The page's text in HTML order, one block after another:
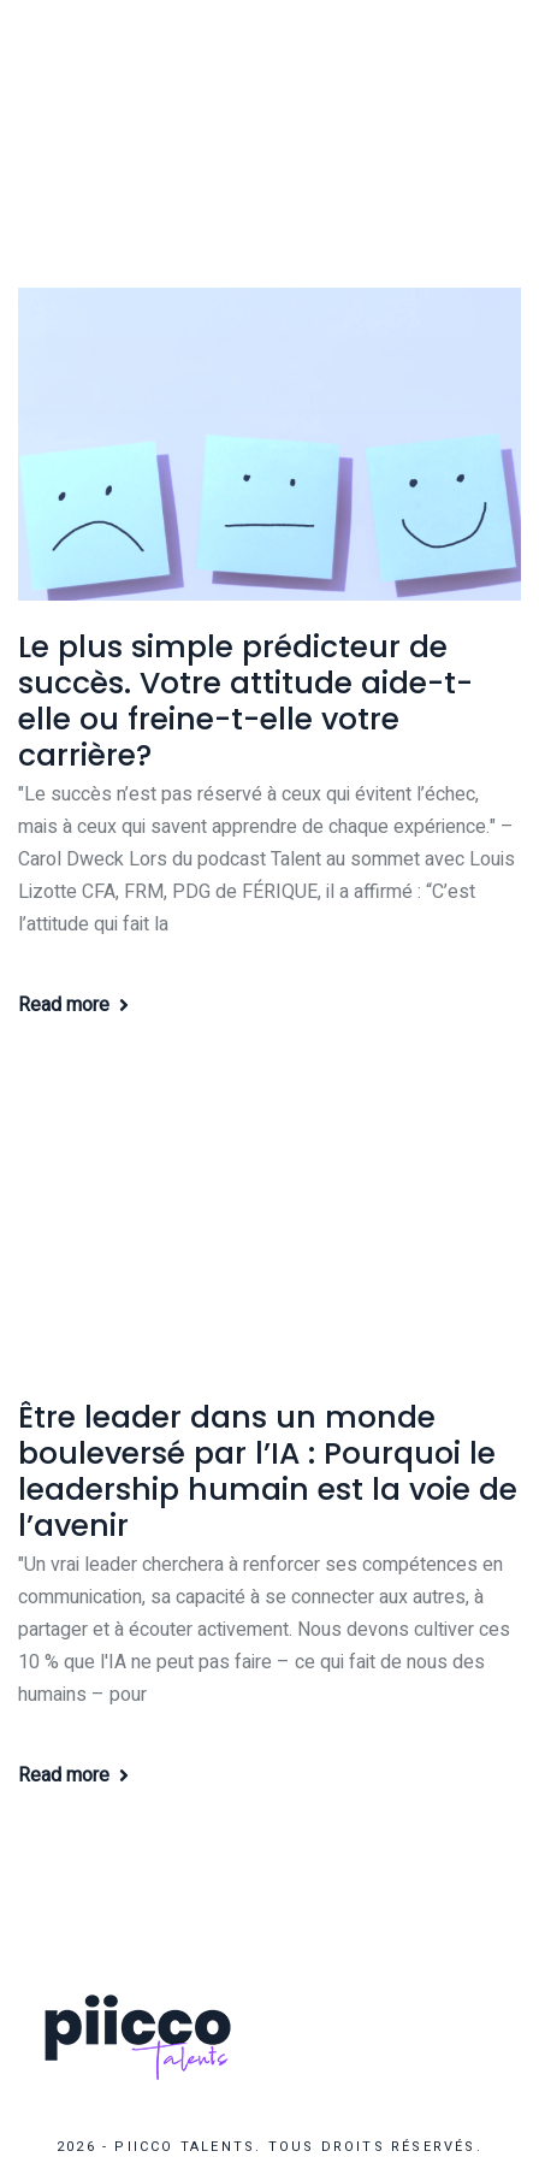
Le plus simple prédicteur de
succès. Votre attitude aide-t-
elle ou freine-t-elle votre
carrière?
"Le succès n’est pas réservé à ceux qui évitent l’échec,
mais à ceux qui savent apprendre de chaque expérience." –
Carol Dweck Lors du podcast Talent au sommet avec Louis
Lizotte CFA, FRM, PDG de FÉRIQUE, il a affirmé : “C’est
l’attitude qui fait la
Read more
Être leader dans un monde
bouleversé par l’IA : Pourquoi le
leadership humain est la voie de
l’avenir
"Un vrai leader cherchera à renforcer ses compétences en
communication, sa capacité à se connecter aux autres, à
partager et à écouter activement. Nous devons cultiver ces
10 % que l'IA ne peut pas faire – ce qui fait de nous des
humains – pour
Read more
2026 - PIICCO TALENTS. TOUS DROITS RÉSERVÉS.